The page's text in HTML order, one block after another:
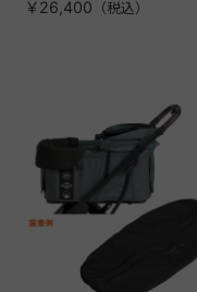
￥26,400